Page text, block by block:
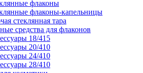
флаконы
флаконы-капельницы
стеклянная тара
средства для флаконов
18/415
20/410
24/410
28/410